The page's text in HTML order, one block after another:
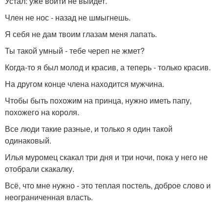
Член не нос - назад не шмыгнешь.
Я себя не дам твоим глазам меня лапать.
Ты такой умный - тебе череп не жмет?
Когда-то я был молод и красив, а теперь - только красив.
На другом конце члена находится мужчина.
Чтобы быть похожим на принца, нужно иметь папу,
похожего на короля.
Все люди такие разные, и только я один такой
одинаковый.
Илья муромец скакал три дня и три ночи, пока у него не
отобрали скакалку.
Всё, что мне нужно - это теплая постель, доброе слово и
неограниченная власть.